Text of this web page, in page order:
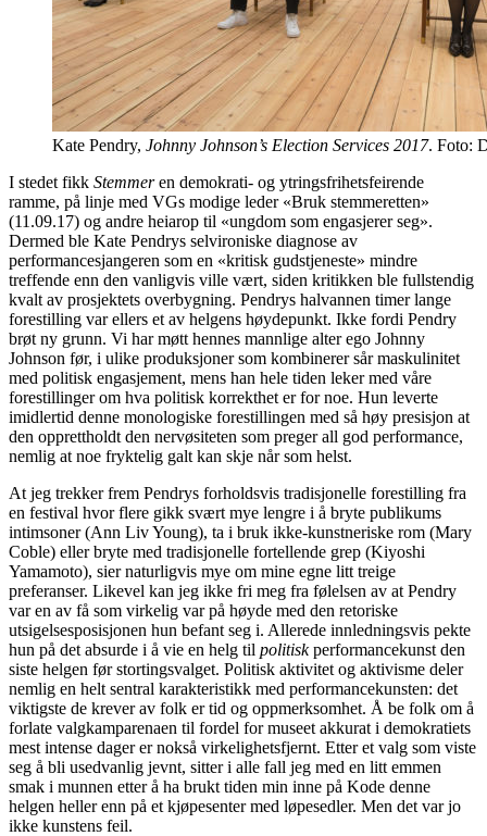
Kate Pendry, Johnny Johnson’s Election Services 2017. Foto:
I stedet fikk Stemmeren demokrati- og ytringsfrihetsfeirende
ramme, på linje med VGs modige leder «Bruk stemmeretten»
(11.09.17) og andre heiarop til «ungdom som engasjerer seg».
Dermed ble Kate Pendrys selvironiske diagnose av
performancesjangeren som en «kritisk gudstjeneste» mindre
treffende enn den vanligvis ville vært, siden kritikken ble fullstendig
kvalt av prosjektets overbygning. Pendrys halvannen timer lange
forestilling var ellers et av helgens høydepunkt. Ikke fordi Pendry
brøt ny grunn. Vi har møtt hennes mannlige alter ego Johnny
Johnson før, i ulike produksjoner som kombinerer sår maskulinitet
med politisk engasjement, mens han hele tiden leker med våre
forestillinger om hva politisk korrekthet er for noe. Hun leverte
imidlertid denne monologiske forestillingen med så høy presisjon at
den opprettholdt den nervøsiteten som preger all god performance,
nemlig at noe fryktelig galt kan skje når som helst.
At jeg trekker frem Pendrys forholdsvis tradisjonelle forestilling fra
en festival hvor flere gikk svært mye lengre i å bryte publikums
intimsoner (Ann Liv Young), ta i bruk ikke-kunstneriske rom (Mary
Coble) eller bryte med tradisjonelle fortellende grep (Kiyoshi
Yamamoto), sier naturligvis mye om mine egne litt treige
preferanser. Likevel kan jeg ikke fri meg fra følelsen av at Pendry
var en av få som virkelig var på høyde med den retoriske
utsigelsesposisjonen hun befant seg i. Allerede innledningsvis pekte
hun på det absurde i å vie en helg til politiskperformancekunst den
siste helgen før stortingsvalget. Politisk aktivitet og aktivisme deler
nemlig en helt sentral karakteristikk med performancekunsten: det
viktigste de krever av folk er tid og oppmerksomhet. Å be folk om å
forlate valgkamparenaen til fordel for museet akkurat i demokratiets
mest intense dager er nokså virkelighetsfjernt. Etter et valg som viste
seg å bli usedvanlig jevnt, sitter i alle fall jeg med en litt emmen
smak i munnen etter å ha brukt tiden min inne på Kode denne
helgen heller enn på et kjøpesenter med løpesedler. Men det var jo
ikke kunstens feil.